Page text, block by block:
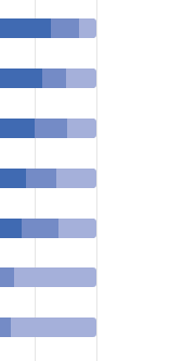
ranges from 8.34